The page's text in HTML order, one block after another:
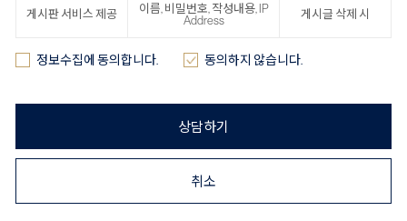
게시판 서비스 제공
이름, 비밀번호, 작성내용, IP
Address
게시글 삭제 시
정보수집에 동의합니다. 동의하지 않습니다.
상담하기
취소